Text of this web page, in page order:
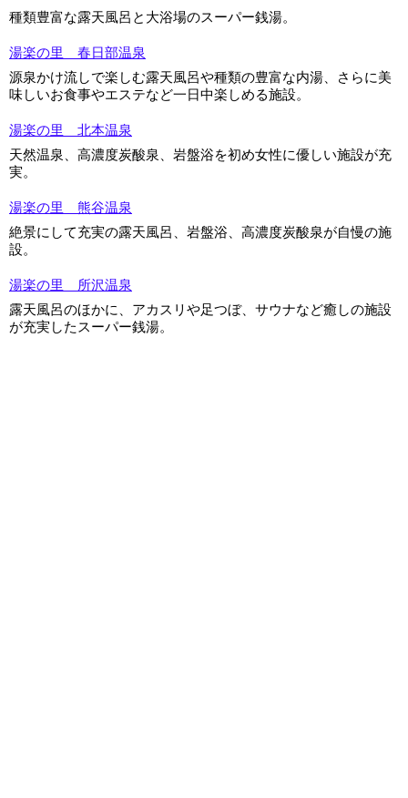
種類豊富な露天風呂と大浴場のスーパー銭湯。
湯楽の里 春日部温泉
源泉かけ流しで楽しむ露天風呂や種類の豊富な内湯、さらに美
味しいお食事やエステなど一日中楽しめる施設。
湯楽の里 北本温泉
天然温泉、高濃度炭酸泉、岩盤浴を初め女性に優しい施設が充
実。
湯楽の里 熊谷温泉
絶景にして充実の露天風呂、岩盤浴、高濃度炭酸泉が自慢の施
設。
湯楽の里 所沢温泉
露天風呂のほかに、アカスリや足つぼ、サウナなど癒しの施設
が充実したスーパー銭湯。